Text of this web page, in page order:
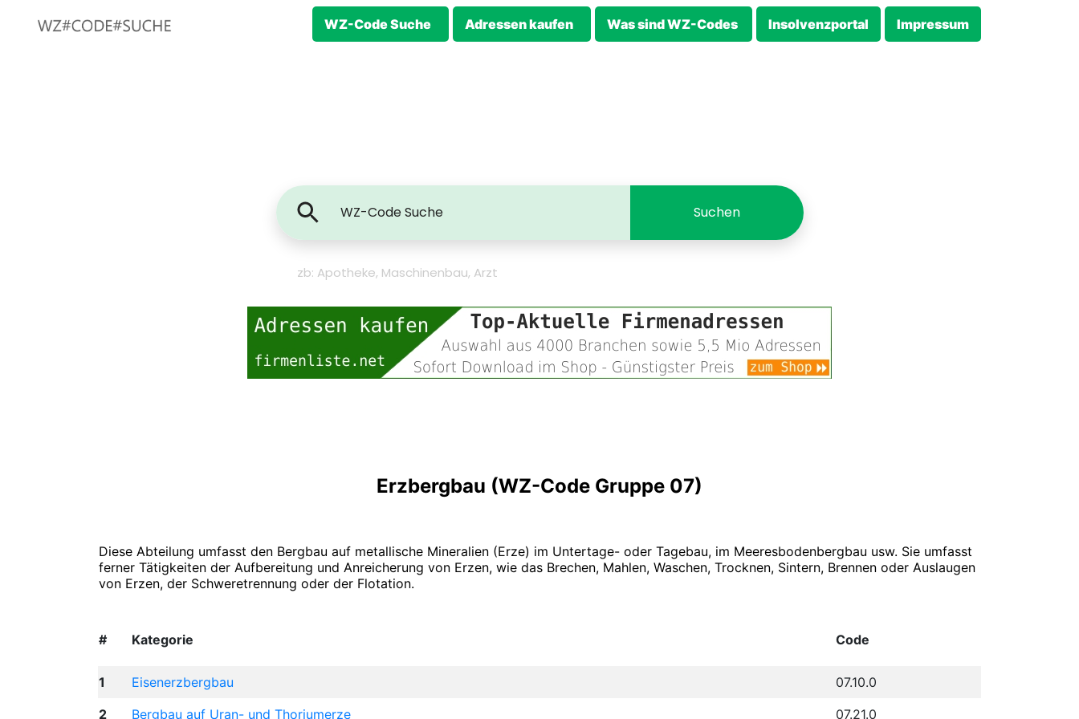
WZ-Code Suche Adressen kaufen Was sind WZ-Codes Insolvenzportal Impressum
zb: Apotheke, Maschinenbau, Arzt
Erzbergbau (WZ-Code Gruppe 07)
Diese Abteilung umfasst den Bergbau auf metallische Mineralien (Erze) im Untertage- oder Tagebau, im Meeresbodenbergbau usw. Sie umfasst
ferner Tätigkeiten der Aufbereitung und Anreicherung von Erzen, wie das Brechen, Mahlen, Waschen, Trocknen, Sintern, Brennen oder Auslaugen
von Erzen, der Schweretrennung oder der Flotation.
# Kategorie Code
1 Eisenerzbergbau
07.10.0
2
Bergbau auf Uran- und Thoriumerze 07.21.0